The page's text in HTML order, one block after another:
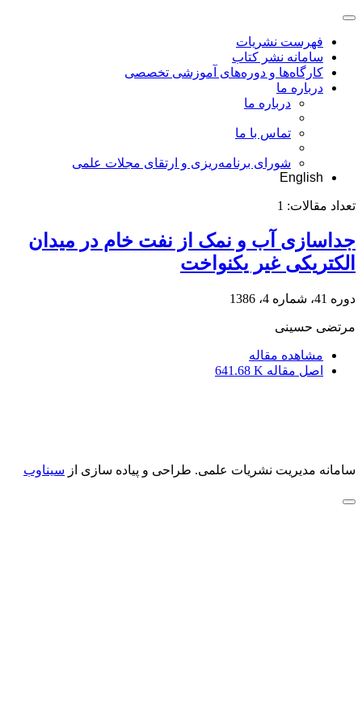
فهرست نشریات
سامانه نشر کتاب
کارگاه‌ها و دوره‌های آموزشی تخصصی
درباره ما
درباره ما
تماس با ما
شورای برنامه‌ریزی و ارتقای مجلات علمی
English
تعداد مقالات: 1
جداسازی آب و نمک از نفت خام در میدان
الکتریکی غیر یکنواخت
دوره 41، شماره 4، 1386
مرتضی حسینی
مشاهده مقاله
اصل مقاله 641.68 K
سامانه مدیریت نشریات علمی. طراحی و پیاده سازی از سیناوب